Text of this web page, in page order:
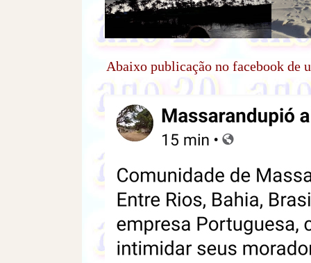
Abaixo publicação no facebook de